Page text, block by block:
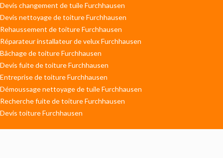
Devis changement de tuile Furchhausen
Devis nettoyage de toiture Furchhausen
Rehaussement de toiture Furchhausen
Réparateur installateur de velux Furchhausen
Bâchage de toiture Furchhausen
Devis fuite de toiture Furchhausen
Entreprise de toiture Furchhausen
Démoussage nettoyage de tuile Furchhausen
Recherche fuite de toiture Furchhausen
Devis toiture Furchhausen